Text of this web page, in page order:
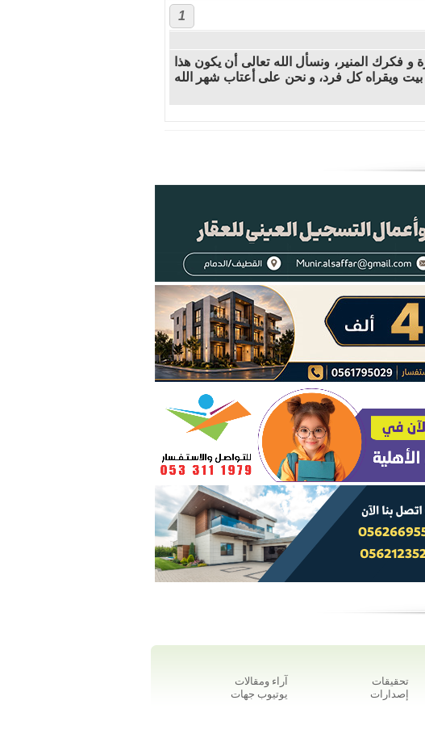
1
و فكرك المنير، ونسأل الله تعالى أن يكون هذا
ويقراه كل فرد، و نحن على أعتاب شهر الله
تحقيقات
آراء ومقالات
إصدارات يوتيوب جهات